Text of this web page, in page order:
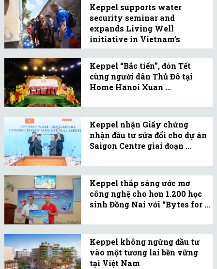
biểu tượng tại trung tâm
Thủ đô Hà Nội do Keppel
quản lý và vận hành, vừa
được trao giải thưởng
“Mall of the Year -
Vietnam”.
Keppel supports water
security seminar and
expands Living Well
initiative in Vietnam’s
Mekong ...
filtration systems in Can
Tho City capable of
providing over 4.3
million liters of water
daily.
Keppel “Bắc tiến”, đón Tết
cùng người dân Thủ Đô tại
Home Hanoi Xuan ...
qua đó giới thiệu những
giải pháp không gian đô
thị bền vững góp phần
kiến tạo cộng đồng.
Keppel nhận Giấy chứng
nhận đầu tư sửa đổi cho dự án
Saigon Centre giai đoạn ...
Keppel hiện là một trong
những nhà đầu tư bất
động sản nước ngoài lớn
mạnh tại Việt Nam.
Keppel thắp sáng ước mơ
công nghệ cho hơn 1.200 học
sinh Đồng Nai với “Bytes for ...
tổng số học sinh mà
chương trình “Bytes for
Keppel không ngừng đầu tư
vào một tương lai bền vững
tại Việt Nam